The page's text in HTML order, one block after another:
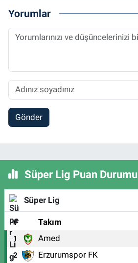
Yorumlar
Gönder
Süper Lig Puan Durumu
Süper Lig
# Takım
1 Amed
2 Erzurumspor FK